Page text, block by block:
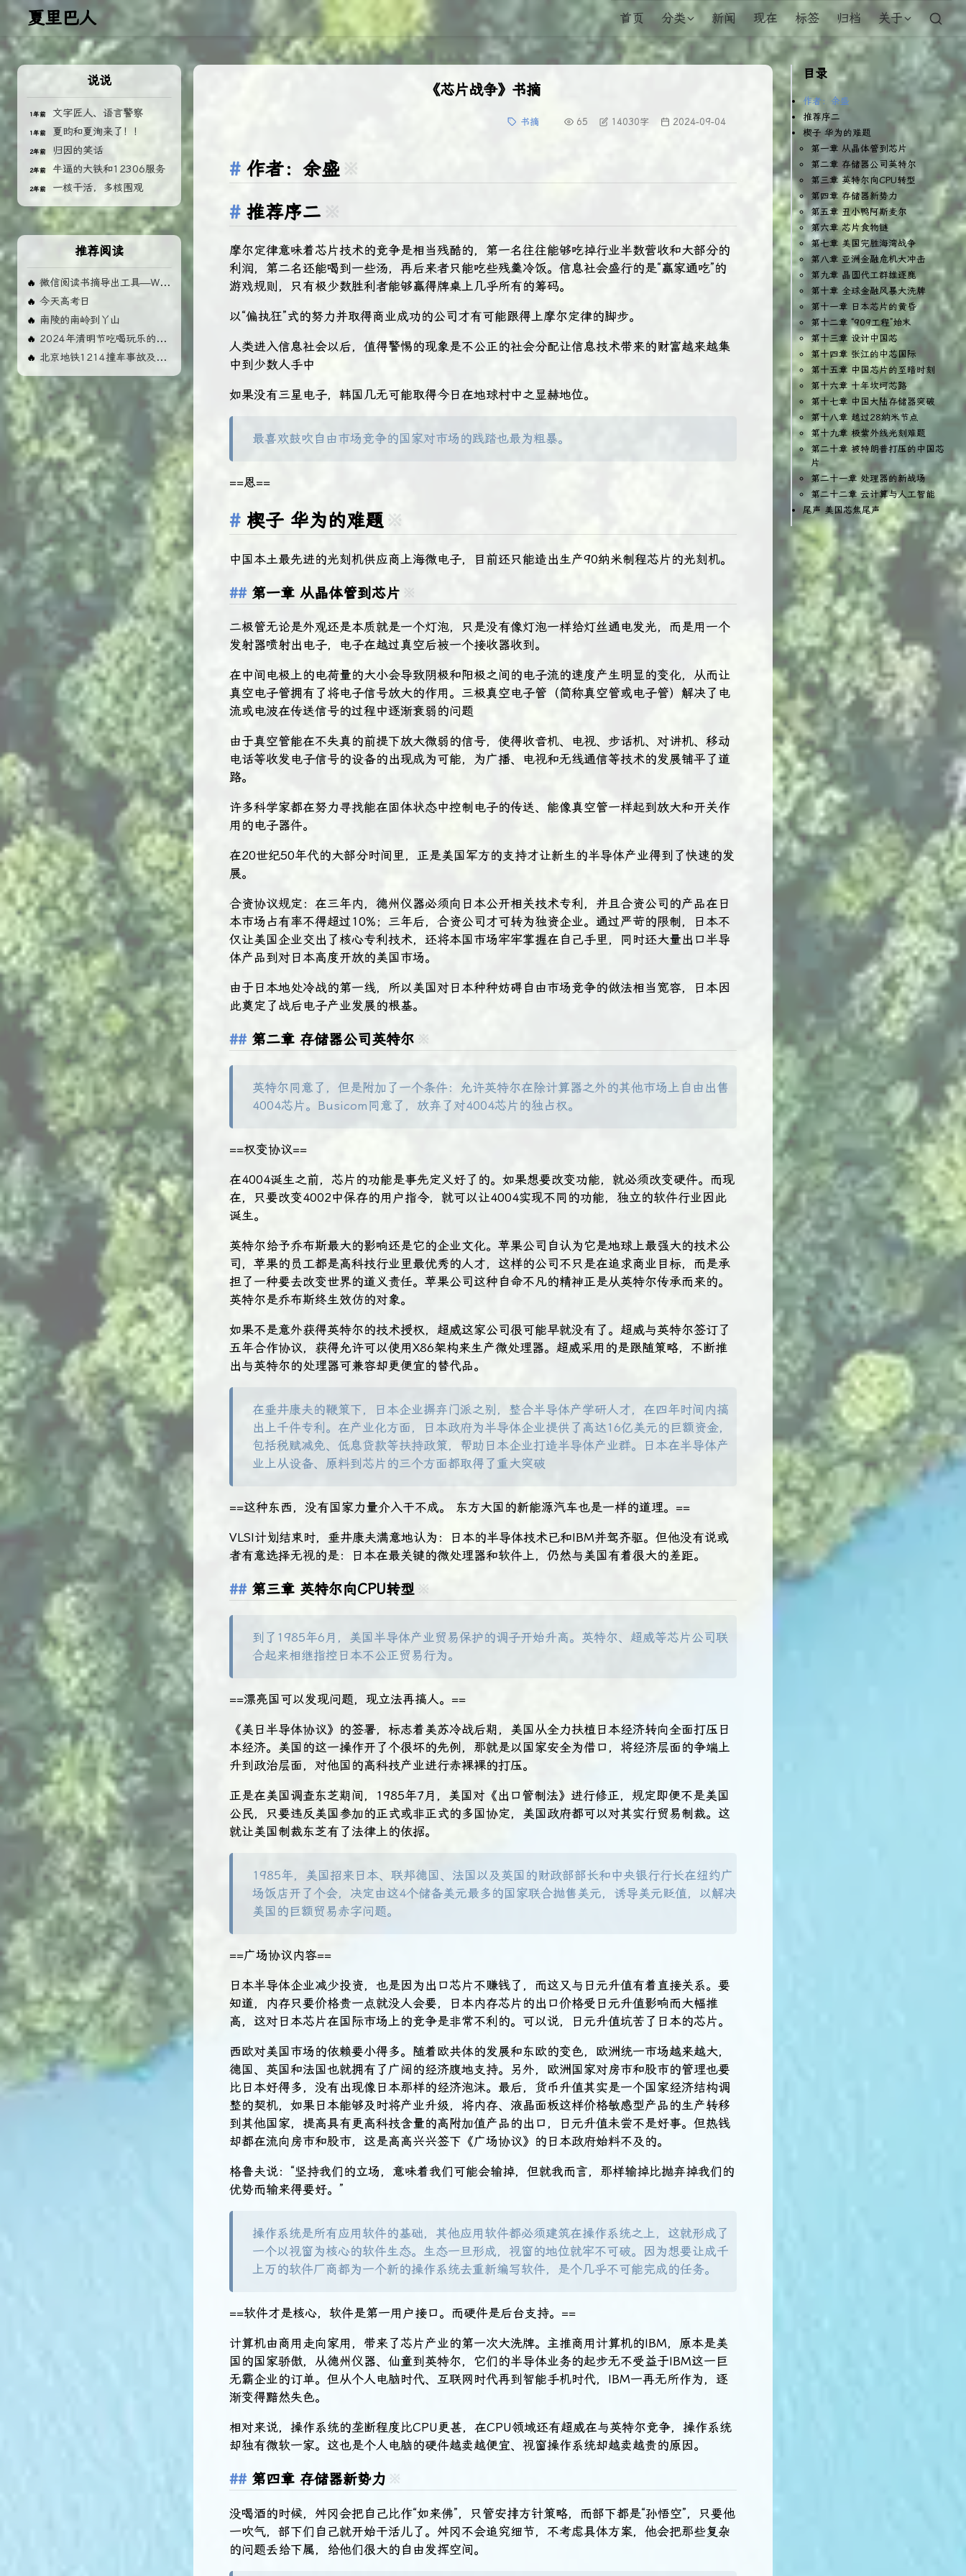
夏里巴人 首页 分类 新闻 现在 标签 归档 关于
《芯片战争》书摘
书摘 65 14030字 2024-09-04
作者：余盛
推荐序二
摩尔定律意味着芯片技术的竞争是相当残酷的，第一名往往能够吃掉行业半数营收和大部分的
利润，第二名还能喝到一些汤，再后来者只能吃些残羹冷饭。信息社会盛行的是“赢家通吃”的
游戏规则，只有极少数胜利者能够赢得牌桌上几乎所有的筹码。
以“偏执狂”式的努力并取得商业成功的公司才有可能跟得上摩尔定律的脚步。
人类进入信息社会以后，值得警惕的现象是不公正的社会分配让信息技术带来的财富越来越集
中到少数人手中
如果没有三星电子，韩国几无可能取得今日在地球村中之显赫地位。
最喜欢鼓吹自由市场竞争的国家对市场的践踏也最为粗暴。
==恩==
楔子 华为的难题 ※
中国本土最先进的光刻机供应商上海微电子，目前还只能造出生产90纳米制程芯片的光刻机。
第一章 从晶体管到芯片
二极管无论是外观还是本质就是一个灯泡，只是没有像灯泡一样给灯丝通电发光，而是用一个
发射器喷射出电子，电子在越过真空后被一个接收器收到。
在中间电极上的电荷量的大小会导致阴极和阳极之间的电子流的速度产生明显的变化，从而让
真空电子管拥有了将电子信号放大的作用。三极真空电子管（简称真空管或电子管）解决了电
流或电波在传送信号的过程中逐渐衰弱的问题
由于真空管能在不失真的前提下放大微弱的信号，使得收音机、电视、步话机、对讲机、移动
电话等收发电子信号的设备的出现成为可能，为广播、电视和无线通信等技术的发展铺平了道
路。
许多科学家都在努力寻找能在固体状态中控制电子的传送、能像真空管一样起到放大和开关作
用的电子器件。
在20世纪50年代的大部分时间里，正是美国军方的支持才让新生的半导体产业得到了快速的发
展。
合资协议规定：在三年内，德州仪器必须向日本公开相关技术专利，并且合资公司的产品在日
本市场占有率不得超过10%；三年后，合资公司才可转为独资企业。通过严苛的限制，日本不
仅让美国企业交出了核心专利技术，还将本国市场牢牢掌握在自己手里，同时还大量出口半导
体产品到对日本高度开放的美国市场。
由于日本地处冷战的第一线，所以美国对日本种种妨碍自由市场竞争的做法相当宽容，日本因
此奠定了战后电子产业发展的根基。
第二章 存储器公司英特尔 ※
英特尔同意了，但是附加了一个条件：允许英特尔在除计算器之外的其他市场上自由出售
4004芯片。Busicom同意了，放弃了对4004芯片的独占权。
==权变协议==
在4004诞生之前，芯片的功能是事先定义好了的。如果想要改变功能，就必须改变硬件。而现
在，只要改变4002中保存的用户指令，就可以让4004实现不同的功能，独立的软件行业因此
诞生。
英特尔给予乔布斯最大的影响还是它的企业文化。苹果公司自认为它是地球上最强大的技术公
司，苹果的员工都是高科技行业里最优秀的人才，这样的公司不只是在追求商业目标，而是承
担了一种要去改变世界的道义责任。苹果公司这种自命不凡的精神正是从英特尔传承而来的。
英特尔是乔布斯终生效仿的对象。
如果不是意外获得英特尔的技术授权，超威这家公司很可能早就没有了。超威与英特尔签订了
五年合作协议，获得允许可以使用X86架构来生产微处理器。超威采用的是跟随策略，不断推
出与英特尔的处理器可兼容却更便宜的替代品。
在垂井康夫的鞭策下，日本企业摒弃门派之别，整合半导体产学研人才，在四年时间内搞
出上千件专利。在产业化方面，日本政府为半导体企业提供了高达16亿美元的巨额资金，
包括税赋减免、低息贷款等扶持政策，帮助日本企业打造半导体产业群。日本在半导体产
业上从设备、原料到芯片的三个方面都取得了重大突破
==这种东西，没有国家力量介入干不成。 东方大国的新能源汽车也是一样的道理。==
VLSI计划结束时，垂井康夫满意地认为：日本的半导体技术已和IBM并驾齐驱。但他没有说或
者有意选择无视的是：日本在最关键的微处理器和软件上，仍然与美国有着很大的差距。
第三章 英特尔向CPU转型 ※
到了1985年6月，美国半导体产业贸易保护的调子开始升高。英特尔、超威等芯片公司联
合起来相继指控日本不公正贸易行为。
==漂亮国可以发现问题，现立法再搞人。==
《美日半导体协议》的签署，标志着美苏冷战后期，美国从全力扶植日本经济转向全面打压日
本经济。美国的这一操作开了个很坏的先例，那就是以国家安全为借口，将经济层面的争端上
升到政治层面，对他国的高科技产业进行赤裸裸的打压。
正是在美国调查东芝期间，1985年7月，美国对《出口管制法》进行修正，规定即便不是美国
公民，只要违反美国参加的正式或非正式的多国协定，美国政府都可以对其实行贸易制裁。这
就让美国制裁东芝有了法律上的依据。
1985年，美国招来日本、联邦德国、法国以及英国的财政部部长和中央银行行长在纽约广
场饭店开了个会，决定由这4个储备美元最多的国家联合抛售美元，诱导美元贬值，以解决
美国的巨额贸易赤字问题。
==广场协议内容==
日本半导体企业减少投资，也是因为出口芯片不赚钱了，而这又与日元升值有着直接关系。要
知道，内存只要价格贵一点就没人会要，日本内存芯片的出口价格受日元升值影响而大幅推
高，这对日本芯片在国际市场上的竞争是非常不利的。可以说，日元升值坑苦了日本的芯片。
西欧对美国市场的依赖要小得多。随着欧共体的发展和东欧的变色，欧洲统一市场越来越大，
德国、英国和法国也就拥有了广阔的经济腹地支持。另外，欧洲国家对房市和股市的管理也要
比日本好得多，没有出现像日本那样的经济泡沫。最后，货币升值其实是一个国家经济结构调
整的契机，如果日本能够及时将产业升级，将内存、液晶面板这样价格敏感型产品的生产转移
到其他国家，提高具有更高科技含量的高附加值产品的出口，日元升值未尝不是好事。但热钱
却都在流向房市和股市，这是高高兴兴签下《广场协议》的日本政府始料不及的。
格鲁夫说：​“坚持我们的立场，意味着我们可能会输掉，但就我而言，那样输掉比抛弃掉我们的
优势而输来得要好。​”
操作系统是所有应用软件的基础，其他应用软件都必须建筑在操作系统之上，这就形成了
一个以视窗为核心的软件生态。生态一旦形成，视窗的地位就牢不可破。因为想要让成千
上万的软件厂商都为一个新的操作系统去重新编写软件，是个几乎不可能完成的任务。
==软件才是核心，软件是第一用户接口。而硬件是后台支持。==
计算机由商用走向家用，带来了芯片产业的第一次大洗牌。主推商用计算机的IBM，原本是美
国的国家骄傲，从德州仪器、仙童到英特尔，它们的半导体业务的起步无不受益于IBM这一巨
无霸企业的订单。但从个人电脑时代、互联网时代再到智能手机时代，IBM一再无所作为，逐
渐变得黯然失色。
相对来说，操作系统的垄断程度比CPU更甚，在CPU领域还有超威在与英特尔竞争，操作系统
却独有微软一家。这也是个人电脑的硬件越卖越便宜、视窗操作系统却越卖越贵的原因。
第四章 存储器新势力
没喝酒的时候，舛冈会把自己比作“如来佛”，只管安排方针策略，而部下都是“孙悟空”，只要他
一吹气，部下们自己就开始干活儿了。舛冈不会追究细节，不考虑具体方案，他会把那些复杂
的问题丢给下属，给他们很大的自由发挥空间。
说说
1年前 文字匠人、语言警察
1年前 夏昀和夏洵来了！！
2年前 归因的笑话
2年前 牛逼的大铁和12306服务
2年前 一核干活，多核围观
推荐阅读
🔥 微信阅读书摘导出工具—Weread MD 使用手册
🔥 今天高考日
🔥 南陵的南岭到丫山
🔥 2024年清明节吃喝玩乐的几天
🔥 北京地铁1214撞车事故及影响
目录
作者：余盛
推荐序二
楔子 华为的难题
第一章 从晶体管到芯片
第二章 存储器公司英特尔
第三章 英特尔向CPU转型
第四章 存储器新势力
第五章 丑小鸭阿斯麦尔
第六章 芯片食物链
第七章 美国完胜海湾战争
第八章 亚洲金融危机大冲击
第九章 晶圆代工群雄逐鹿
第十章 全球金融风暴大洗牌
第十一章 日本芯片的黄昏
第十二章 “909工程”始末
第十三章 设计中国芯
第十四章 张江的中芯国际
第十五章 中国芯片的至暗时刻
第十六章 十年坎坷芯路
第十七章 中国大陆存储器突破
第十八章 越过28纳米节点
第十九章 极紫外线光刻难题
第二十章 被特朗普打压的中国芯
片
第二十一章 处理器的新战场
第二十二章 云计算与人工智能
尾声 美国芯焦尾声